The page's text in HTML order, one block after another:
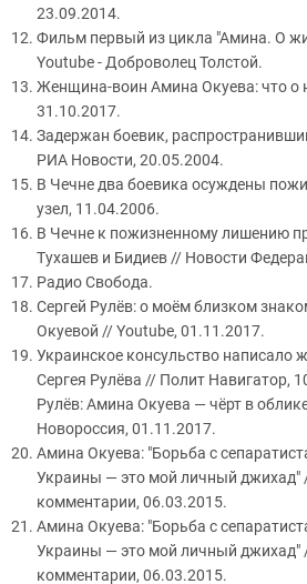
23.09.2014.
Фильм первый из цикла "Амина. О
Youtube - Доброволец Толстой.
Женщина-воин Амина Окуева: что о
31.10.2017.
Задержан боевик,
РИА Новости, 20.05.2004.
В Чечне два боевика осуждены
узел, 11.04.2006.
В Чечне к пожизненному лишению
Тухашев и Бидиев // Новости
Радио Свобода.
Сергей Рулёв: о моём близком
Окуевой // Youtube, 01.11.2017.
Украинское консульство
Сергея Рулёва // Полит Навигатор,
Рулёв: Амина Окуева — чёрт в
Новороссия, 01.11.2017.
Амина Окуева: "Борьба с
Украины — это мой личный джихад"
комментарии, 06.03.2015.
Амина Окуева: "Борьба с
Украины — это мой личный джихад"
комментарии, 06.03.2015.